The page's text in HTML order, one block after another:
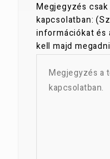
Megjegyzés
kapcsolatban:
információkat és
kell majd